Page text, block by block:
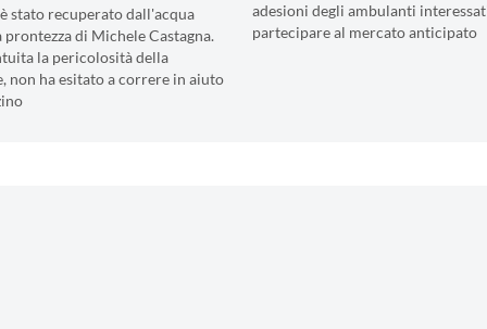
stato recuperato dall'acqua
prontezza di Michele Castagna.
la pericolosità della
non ha esitato a correre in aiuto
adesioni degli ambulanti
partecipare al mercato anticipato